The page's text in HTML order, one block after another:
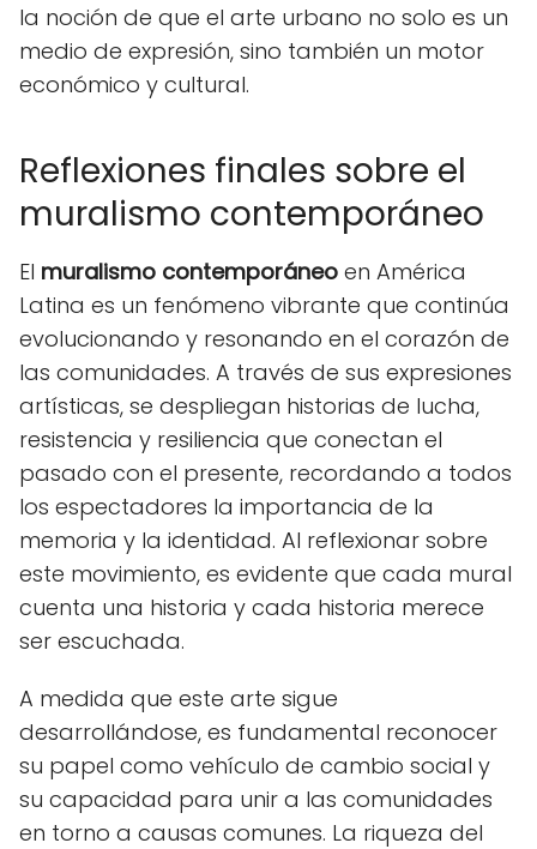
la noción de que el arte urbano no solo es un
medio de expresión, sino también un motor
económico y cultural.
Reflexiones finales sobre el
muralismo contemporáneo
El muralismo contemporáneo en América
Latina es un fenómeno vibrante que continúa
evolucionando y resonando en el corazón de
las comunidades. A través de sus expresiones
artísticas, se despliegan historias de lucha,
resistencia y resiliencia que conectan el
pasado con el presente, recordando a todos
los espectadores la importancia de la
memoria y la identidad. Al reflexionar sobre
este movimiento, es evidente que cada mural
cuenta una historia y cada historia merece
ser escuchada.
A medida que este arte sigue
desarrollándose, es fundamental reconocer
su papel como vehículo de cambio social y
su capacidad para unir a las comunidades
en torno a causas comunes. La riqueza del